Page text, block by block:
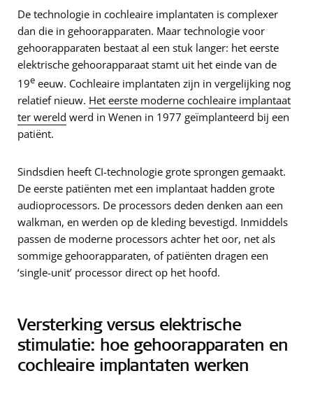
De technologie in cochleaire implantaten is complexer
dan die in gehoorapparaten. Maar technologie voor
gehoorapparaten bestaat al een stuk langer: het eerste
elektrische gehoorapparaat stamt uit het einde van de
19e eeuw. Cochleaire implantaten zijn in vergelijking nog
relatief nieuw. Het eerste moderne cochleaire implantaat
ter wereld werd in Wenen in 1977 geïmplanteerd bij een
patiënt.
Sindsdien heeft CI-technologie grote sprongen gemaakt.
De eerste patiënten met een implantaat hadden grote
audioprocessors. De processors deden denken aan een
walkman, en werden op de kleding bevestigd. Inmiddels
passen de moderne processors achter het oor, net als
sommige gehoorapparaten, of patiënten dragen een
‘single-unit’ processor direct op het hoofd.
Versterking versus elektrische
stimulatie: hoe gehoorapparaten en
cochleaire implantaten werken